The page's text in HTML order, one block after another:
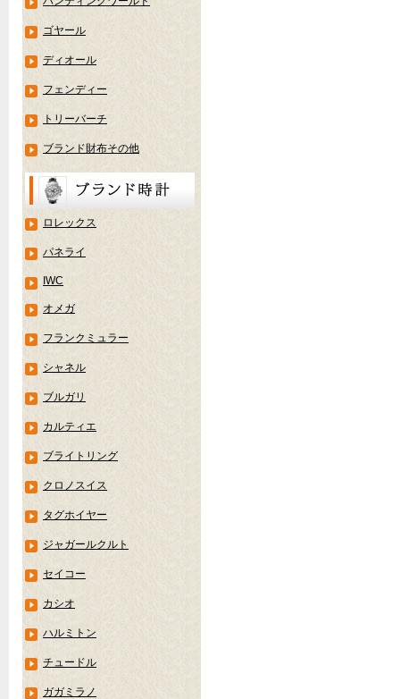
ゴヤール
ディオール
フェンディー
トリーバーチ
ブランド財布その他
ロレックス
パネライ
IWC
オメガ
フランクミュラー
シャネル
ブルガリ
カルティエ
ブライトリング
クロノスイス
タグホイヤー
ジャガールクルト
セイコー
カシオ
ハルミトン
チュードル
ガガミラノ